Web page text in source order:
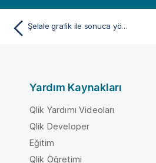
Şelale grafik ile sonuca yönelik pozitif ve negatif katkıları görselleştirme
Yardım Kaynakları
Qlik Yardımı Videoları
Qlik Developer
Eğitim
Qlik Öğretimi